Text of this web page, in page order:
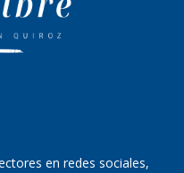
en redes sociales,